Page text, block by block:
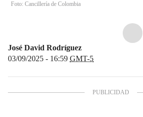
Foto: Cancillería de Colombia
José David Rodríguez
03/09/2025 - 16:59 GMT-5